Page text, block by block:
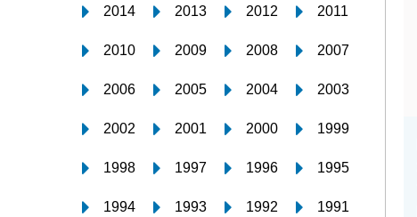
2014 2013 2012 2011
2010 2009 2008 2007
2006 2005 2004 2003
2002 2001 2000 1999
1998 1997 1996 1995
1994 1993 1992 1991